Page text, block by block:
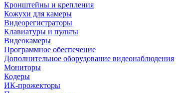
Кронштейны и крепления
Кожухи для камеры
Видеорегистраторы
Клавиатуры и пульты
Видеокамеры
Программное обеспечение
Дополнительное оборудование видеонаблюдения
Мониторы
Кодеры
ИК-прожекторы